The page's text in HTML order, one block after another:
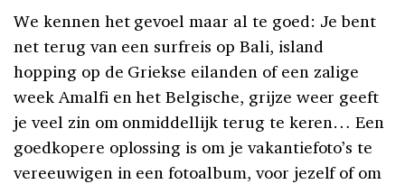
We kennen het gevoel maar al te goed: Je bent
net terug van een surfreis op Bali, island
hopping op de Griekse eilanden of een zalige
week Amalfi en het Belgische, grijze weer geeft
je veel zin om onmiddellijk terug te keren… Een
goedkopere oplossing is om je vakantiefoto’s te
vereeuwigen in een fotoalbum, voor jezelf of om